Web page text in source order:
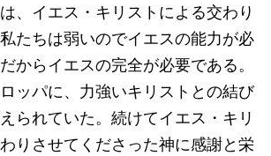
、イエス・キリストによる交わり
たちは弱いのでイエスの能力が必
からイエスの完全が必要である。
ッパに、力強いキリストとの結び
られていた。続けてイエス・キリ
りさせてくださった神に感謝と栄